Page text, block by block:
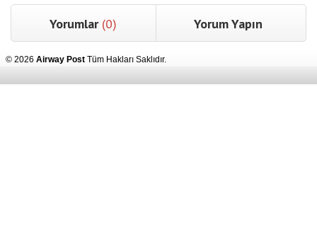
Yorumlar (0) Yorum Yapın
© 2026 Airway Post Tüm Hakları Saklıdır.